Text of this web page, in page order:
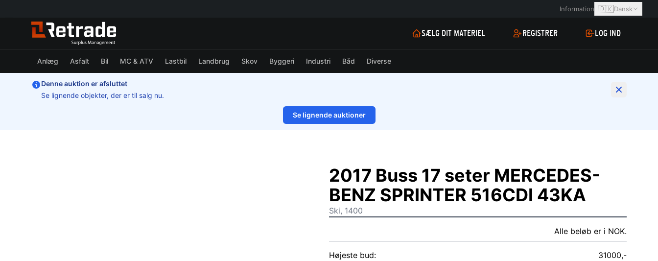
Information 🇩🇰Dansk
SÆLG DIT MATERIEL REGISTRER LOG IND
Anlæg Asfalt Bil MC & ATV Lastbil Landbrug Skov Byggeri Industri Båd Diverse
Denne auktion er afsluttet
Se lignende objekter, der er til salg nu.
Se lignende auktioner
1/13
2017 Buss 17 seter MERCEDES-
BENZ SPRINTER 516CDI 43KA
Ski, 1400
Alle beløb er i NOK.
Højeste bud:
31000,-